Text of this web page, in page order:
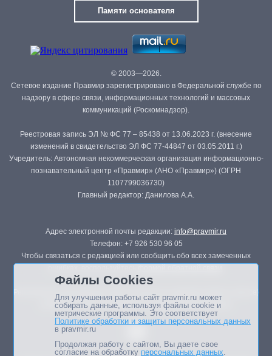
Памяти основателя
© 2003—2026.
Сетевое издание Правмир зарегистрировано в Федеральной службе по
надзору в сфере связи, информационных технологий и массовых
коммуникаций (Роскомнадзор).
Реестровая запись ЭЛ № ФС 77 – 85438 от 13.06.2023 г. (внесение
изменений в свидетельство ЭЛ ФС 77-44847 от 03.05.2011 г.)
Учредитель: Автономная некоммерческая организация информационно-
познавательный центр «Правмир» (АНО «Правмир») (ОГРН
1107799036730)
Главный редактор: Данилова А.А.
Адрес электронной почты редакции: info@pravmir.ru
Телефон: +7 926 530 96 05
Чтобы связаться с редакцией или сообщить обо всех замеченных
Републикация материалов сайта в печатных изданиях (книгах, прессе)
возможна только с письменного разрешения редакции.
Файлы Cookies
Для улучшения работы сайт pravmir.ru может
собирать данные, используя файлы cookie и
метрические программы. Это соответствует
Политике обработки и защиты персональных данных
в pravmir.ru
Продолжая работу с сайтом, Вы даете свое
согласие на обработку персональных данных.